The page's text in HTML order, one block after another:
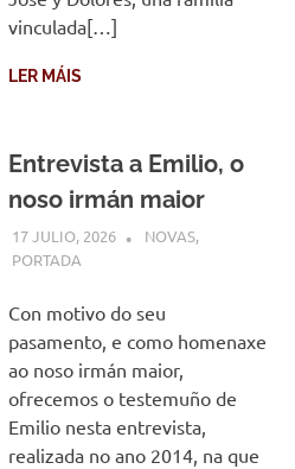
vinculada[…]
LER MÁIS
Entrevista a Emilio, o
noso irmán maior
17 JULIO, 2026 COMUNIDADE
NOVAS,
PORTADA
Con motivo do seu
pasamento, e como homenaxe
ao noso irmán maior,
ofrecemos o testemuño de
Emilio nesta entrevista,
realizada no ano 2014, na que